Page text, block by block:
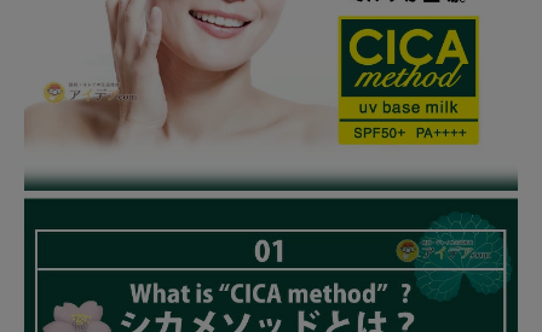
アウトドア・トラベル
インテリア
健康
カテゴリ一覧
お悩み解決コラム